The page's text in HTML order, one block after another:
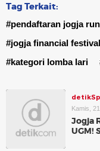
Tag Terkait:
#pendaftaran jogja run
#jogja financial festival
#kategori lomba lari
Kamis,
Jogja
UGM!